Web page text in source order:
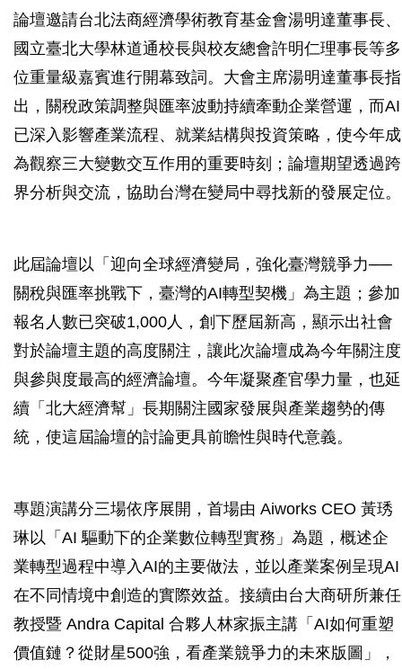
論壇邀請台北法商經濟學術教育基金會湯明達董事長、
國立臺北大學林道通校長與校友總會許明仁理事長等多
位重量級嘉賓進行開幕致詞。大會主席湯明達董事長指
出，關稅政策調整與匯率波動持續牽動企業營運，而AI
已深入影響產業流程、就業結構與投資策略，使今年成
為觀察三大變數交互作用的重要時刻；論壇期望透過跨
界分析與交流，協助台灣在變局中尋找新的發展定位。
此屆論壇以「迎向全球經濟變局，強化臺灣競爭力──
關稅與匯率挑戰下，臺灣的AI轉型契機」為主題；參加
報名人數已突破1,000人，創下歷屆新高，顯示出社會
對於論壇主題的高度關注，讓此次論壇成為今年關注度
與參與度最高的經濟論壇。今年凝聚產官學力量，也延
續「北大經濟幫」長期關注國家發展與產業趨勢的傳
統，使這屆論壇的討論更具前瞻性與時代意義。
專題演講分三場依序展開，首場由 Aiworks CEO 黃琇
琳以「AI 驅動下的企業數位轉型實務」為題，概述企
業轉型過程中導入AI的主要做法，並以產業案例呈現AI
在不同情境中創造的實際效益。接續由台大商研所兼任
教授暨 Andra Capital 合夥人林家振主講「AI如何重塑
價值鏈？從財星500強，看產業競爭力的未來版圖」，